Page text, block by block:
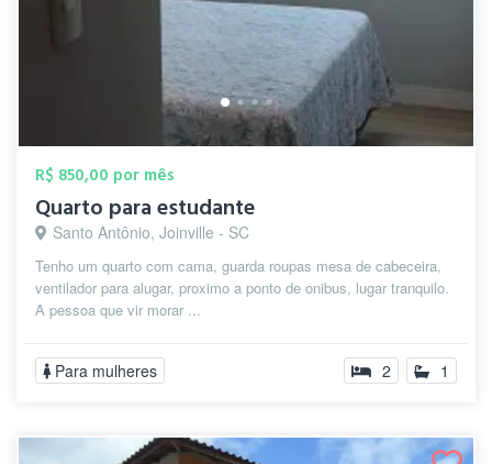
R$ 850,00 por mês
Quarto para estudante
Santo Antônio, Joinville - SC
Tenho um quarto com cama, guarda roupas mesa de cabeceira,
ventilador para alugar, proximo a ponto de onibus, lugar tranquilo.
A pessoa que vir morar ...
Para mulheres 2 1